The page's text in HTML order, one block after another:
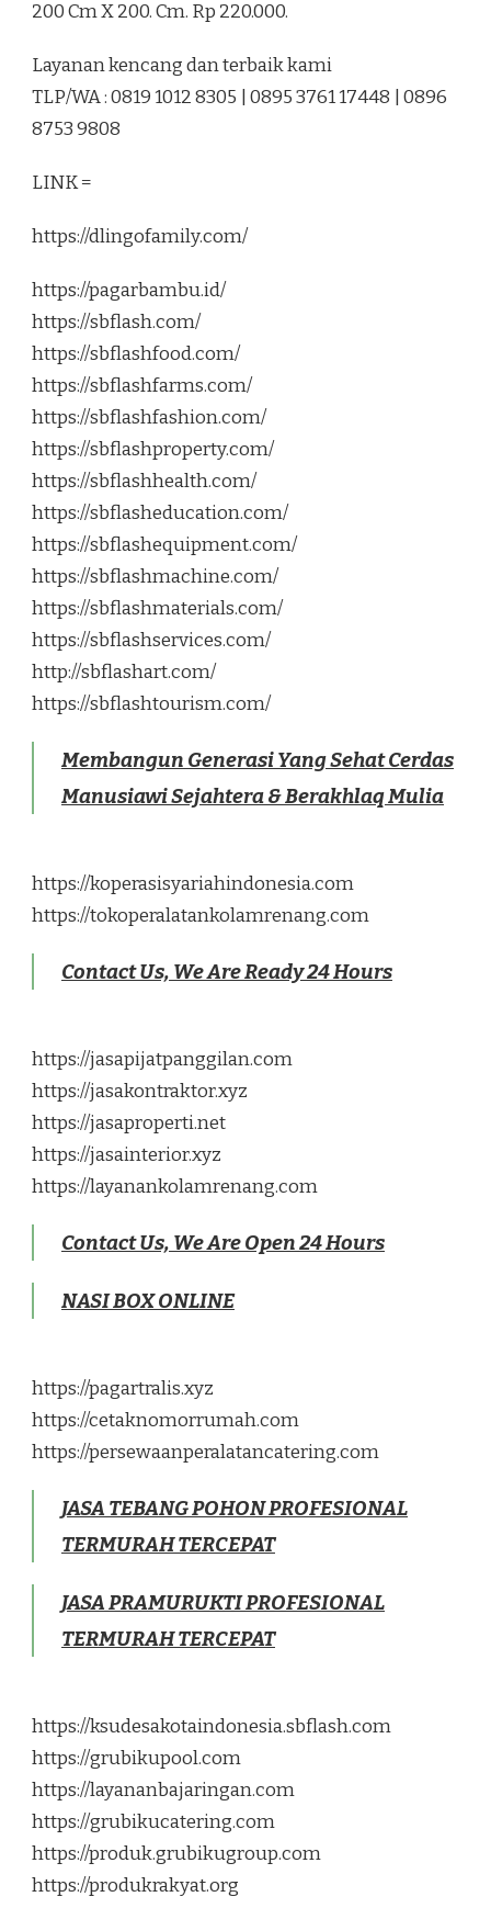
200 Cm X 200. Cm. Rp 220.000.
Layanan kencang dan terbaik kami
TLP/WA : 0819 1012 8305 | 0895 3761 17448 | 0896
8753 9808
LINK =
https://dlingofamily.com/
https://pagarbambu.id/
https://sbflash.com/
https://sbflashfood.com/
https://sbflashfarms.com/
https://sbflashfashion.com/
https://sbflashproperty.com/
https://sbflashhealth.com/
https://sbflasheducation.com/
https://sbflashequipment.com/
https://sbflashmachine.com/
https://sbflashmaterials.com/
https://sbflashservices.com/
http://sbflashart.com/
https://sbflashtourism.com/
Membangun Generasi Yang Sehat Cerdas
Manusiawi Sejahtera & Berakhlaq Mulia
https://koperasisyariahindonesia.com
https://tokoperalatankolamrenang.com
Contact Us, We Are Ready 24 Hours
https://jasapijatpanggilan.com
https://jasakontraktor.xyz
https://jasaproperti.net
https://jasainterior.xyz
https://layanankolamrenang.com
Contact Us, We Are Open 24 Hours
NASI BOX ONLINE
https://pagartralis.xyz
https://cetaknomorrumah.com
https://persewaanperalatancatering.com
JASA TEBANG POHON PROFESIONAL
TERMURAH TERCEPAT
JASA PRAMURUKTI PROFESIONAL
TERMURAH TERCEPAT
https://ksudesakotaindonesia.sbflash.com
https://grubikupool.com
https://layananbajaringan.com
https://grubikucatering.com
https://produk.grubikugroup.com
https://produkrakyat.org